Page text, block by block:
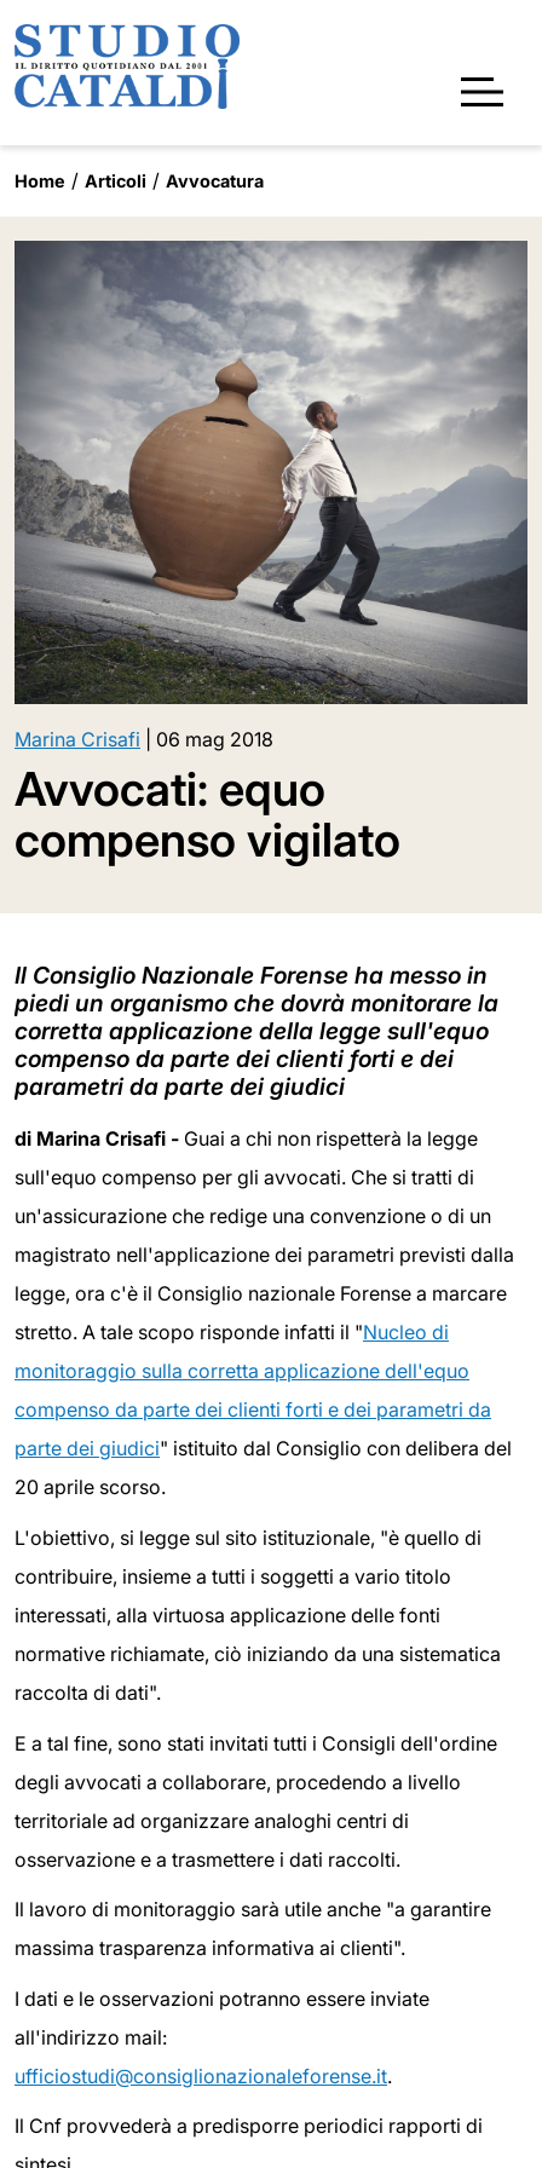
Home Articoli Avvocatura
Marina Crisafi 06 mag 2018
Avvocati: equo
compenso vigilato
Il Consiglio Nazionale Forense ha messo in
piedi un organismo che dovrà monitorare la
corretta applicazione della legge sull'equo
compenso da parte dei clienti forti e dei
parametri da parte dei giudici
di Marina Crisafi - Guai a chi non rispetterà la legge
sull'equo compenso per gli avvocati. Che si tratti di
un'assicurazione che redige una convenzione o di un
magistrato nell'applicazione dei parametri previsti dalla
legge, ora c'è il Consiglio nazionale Forense a marcare
stretto. A tale scopo risponde infatti il "Nucleo di
monitoraggio sulla corretta applicazione dell'equo
compenso da parte dei clienti forti e dei parametri da
parte dei giudici" istituito dal Consiglio con delibera del
20 aprile scorso.
L'obiettivo, si legge sul sito istituzionale, "è quello di
contribuire, insieme a tutti i soggetti a vario titolo
interessati, alla virtuosa applicazione delle fonti
normative richiamate, ciò iniziando da una sistematica
raccolta di dati".
E a tal fine, sono stati invitati tutti i Consigli dell'ordine
degli avvocati a collaborare, procedendo a livello
territoriale ad organizzare analoghi centri di
osservazione e a trasmettere i dati raccolti.
Il lavoro di monitoraggio sarà utile anche "a garantire
massima trasparenza informativa ai clienti".
I dati e le osservazioni potranno essere inviate
all'indirizzo mail:
ufficiostudi@consiglionazionaleforense.it.
Il Cnf provvederà a predisporre periodici rapporti di